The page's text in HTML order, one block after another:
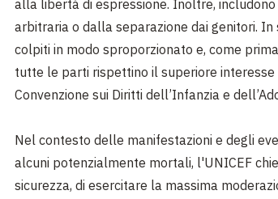
alla libertà di espressione. Inoltre,
arbitraria o dalla separazione dai genitori. In
colpiti in modo sproporzionato e, come
tutte le parti rispettino il superiore
Convenzione sui Diritti dell’Infanzia e
Nel contesto delle manifestazioni e degli
alcuni potenzialmente mortali, l'UNICEF
sicurezza, di esercitare la massima